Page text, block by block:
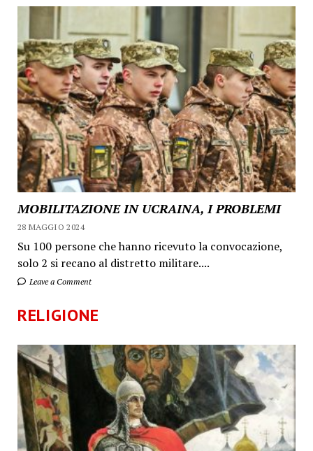
MOBILITAZIONE IN UCRAINA, I PROBLEMI
28 MAGGIO 2024
Su 100 persone che hanno ricevuto la convocazione,
solo 2 si recano al distretto militare....
Leave a Comment
RELIGIONE